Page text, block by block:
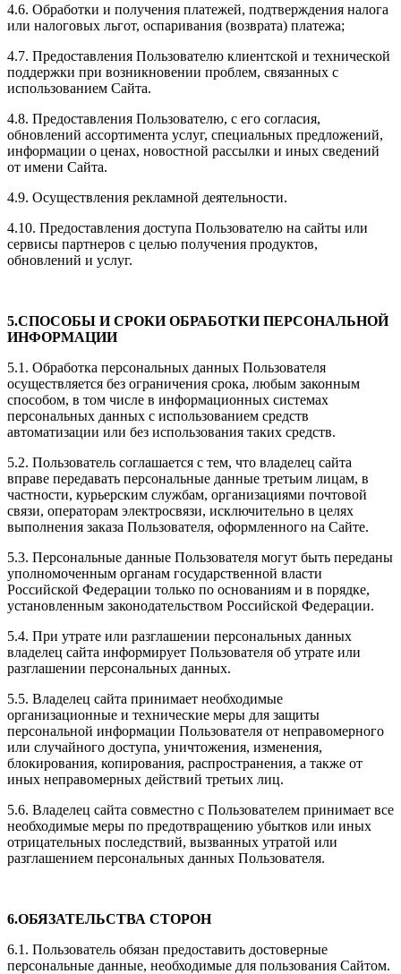
4.6. Обработки и получения платежей, подтверждения налога
или налоговых льгот, оспаривания (возврата) платежа;
4.7. Предоставления Пользователю клиентской и технической
поддержки при возникновении проблем, связанных с
использованием Сайта.
4.8. Предоставления Пользователю, с его согласия,
обновлений ассортимента услуг, специальных предложений,
информации о ценах, новостной рассылки и иных сведений
от имени Сайта.
4.9. Осуществления рекламной деятельности.
4.10. Предоставления доступа Пользователю на сайты или
сервисы партнеров с целью получения продуктов,
обновлений и услуг.
5.СПОСОБЫ И СРОКИ ОБРАБОТКИ ПЕРСОНАЛЬНОЙ
ИНФОРМАЦИИ
5.1. Обработка персональных данных Пользователя
осуществляется без ограничения срока, любым законным
способом, в том числе в информационных системах
персональных данных с использованием средств
автоматизации или без использования таких средств.
5.2. Пользователь соглашается с тем, что владелец сайта
вправе передавать персональные данные третьим лицам, в
частности, курьерским службам, организациями почтовой
связи, операторам электросвязи, исключительно в целях
выполнения заказа Пользователя, оформленного на Сайте.
5.3. Персональные данные Пользователя могут быть переданы
уполномоченным органам государственной власти
Российской Федерации только по основаниям и в порядке,
установленным законодательством Российской Федерации.
5.4. При утрате или разглашении персональных данных
владелец сайта информирует Пользователя об утрате или
разглашении персональных данных.
5.5. Владелец сайта принимает необходимые
организационные и технические меры для защиты
персональной информации Пользователя от неправомерного
или случайного доступа, уничтожения, изменения,
блокирования, копирования, распространения, а также от
иных неправомерных действий третьих лиц.
5.6. Владелец сайта совместно с Пользователем принимает все
необходимые меры по предотвращению убытков или иных
отрицательных последствий, вызванных утратой или
разглашением персональных данных Пользователя.
6.ОБЯЗАТЕЛЬСТВА СТОРОН
6.1. Пользователь обязан предоставить достоверные
персональные данные, необходимые для пользования Сайтом.